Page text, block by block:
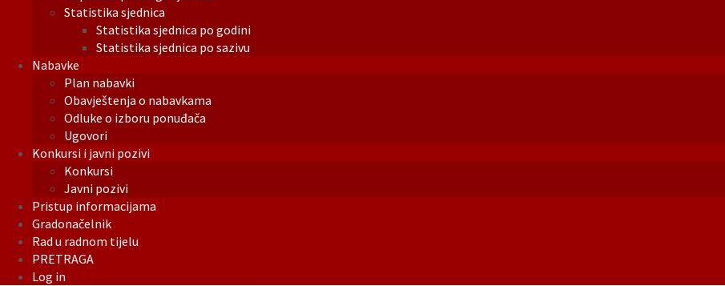
Statistika sjednica
Statistika sjednica po godini
Statistika sjednica po sazivu
Nabavke
Plan nabavki
Obavještenja o nabavkama
Odluke o izboru ponuđača
Ugovori
Konkursi i javni pozivi
Konkursi
Javni pozivi
Pristup informacijama
Gradonačelnik
Rad u radnom tijelu
PRETRAGA
Log in